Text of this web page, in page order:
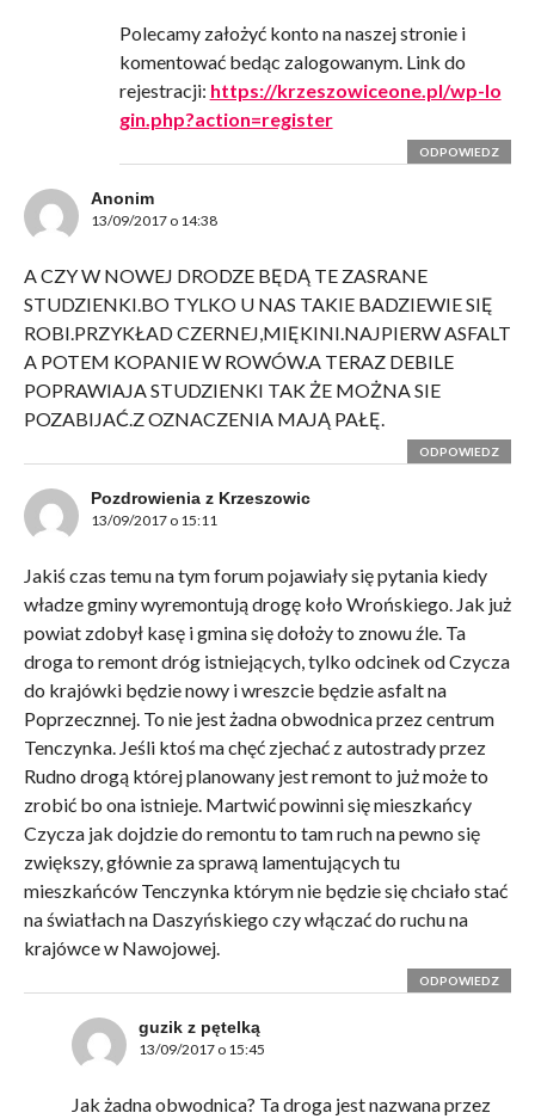
Polecamy założyć konto na naszej stronie i
komentować bedąc zalogowanym. Link do
rejestracji: https://krzeszowiceone.pl/wp-lo
gin.php?action=register
ODPOWIEDZ
Anonim
13/09/2017 o 14:38
A CZY W NOWEJ DRODZE BĘDĄ TE ZASRANE
STUDZIENKI.BO TYLKO U NAS TAKIE BADZIEWIE SIĘ
ROBI.PRZYKŁAD CZERNEJ,MIĘKINI.NAJPIERW ASFALT
A POTEM KOPANIE W ROWÓW.A TERAZ DEBILE
POPRAWIAJA STUDZIENKI TAK ŻE MOŻNA SIE
POZABIJAĆ.Z OZNACZENIA MAJĄ PAŁĘ.
ODPOWIEDZ
Pozdrowienia z Krzeszowic
13/09/2017 o 15:11
Jakiś czas temu na tym forum pojawiały się pytania kiedy
władze gminy wyremontują drogę koło Wrońskiego. Jak już
powiat zdobył kasę i gmina się dołoży to znowu źle. Ta
droga to remont dróg istniejących, tylko odcinek od Czycza
do krajówki będzie nowy i wreszcie będzie asfalt na
Poprzecznnej. To nie jest żadna obwodnica przez centrum
Tenczynka. Jeśli ktoś ma chęć zjechać z autostrady przez
Rudno drogą której planowany jest remont to już może to
zrobić bo ona istnieje. Martwić powinni się mieszkańcy
Czycza jak dojdzie do remontu to tam ruch na pewno się
zwiększy, głównie za sprawą lamentujących tu
mieszkańców Tenczynka którym nie będzie się chciało stać
na światłach na Daszyńskiego czy włączać do ruchu na
krajówce w Nawojowej.
ODPOWIEDZ
guzik z pętelką
13/09/2017 o 15:45
Jak żadna obwodnica? Ta droga jest nazwana przez